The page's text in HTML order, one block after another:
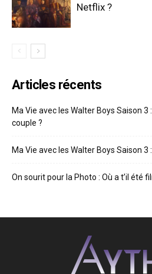
Netflix ?
Articles récents
Ma Vie avec les Walter Boys Saison
couple ?
Ma Vie avec les Walter Boys Saison 3
On sourit pour la Photo : Où a t’il été